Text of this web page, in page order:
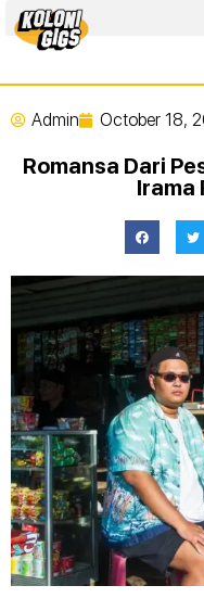
Admin October 18,
Romansa Dari
Irama